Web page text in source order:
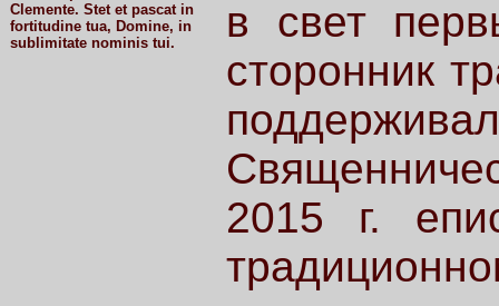
Clemente. Stet et pascat in
fortitudine tua, Domine, in
sublimitate nominis tui.
в свет
сторонник
2015 г.